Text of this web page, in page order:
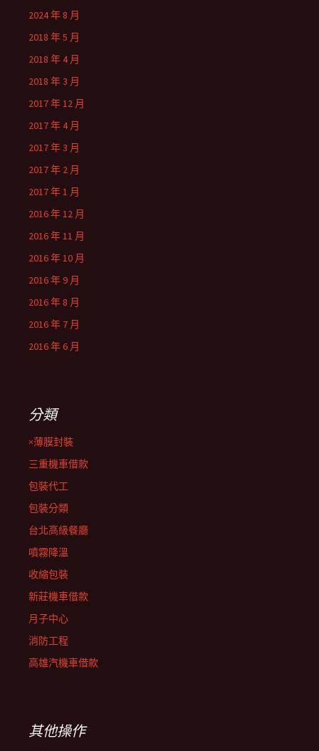
2024 年 8 月
2018 年 5 月
2018 年 4 月
2018 年 3 月
2017 年 12 月
2017 年 4 月
2017 年 3 月
2017 年 2 月
2017 年 1 月
2016 年 12 月
2016 年 11 月
2016 年 10 月
2016 年 9 月
2016 年 8 月
2016 年 7 月
2016 年 6 月
分類
×薄膜封裝
三重機車借款
包裝代工
包裝分類
台北高級餐廳
噴霧降溫
收縮包裝
新莊機車借款
月子中心
消防工程
高雄汽機車借款
其他操作